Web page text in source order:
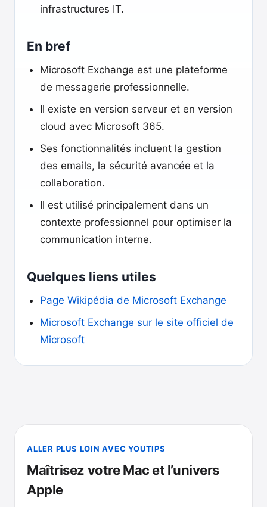
infrastructures IT.
En bref
Microsoft Exchange est une plateforme
de messagerie professionnelle.
Il existe en version serveur et en version
cloud avec Microsoft 365.
Ses fonctionnalités incluent la gestion
des emails, la sécurité avancée et la
collaboration.
Il est utilisé principalement dans un
contexte professionnel pour optimiser la
communication interne.
Quelques liens utiles
Page Wikipédia de Microsoft Exchange
Microsoft Exchange sur le site officiel de
Microsoft
ALLER PLUS LOIN AVEC YOUTIPS
Maîtrisez votre Mac et l’univers
Apple